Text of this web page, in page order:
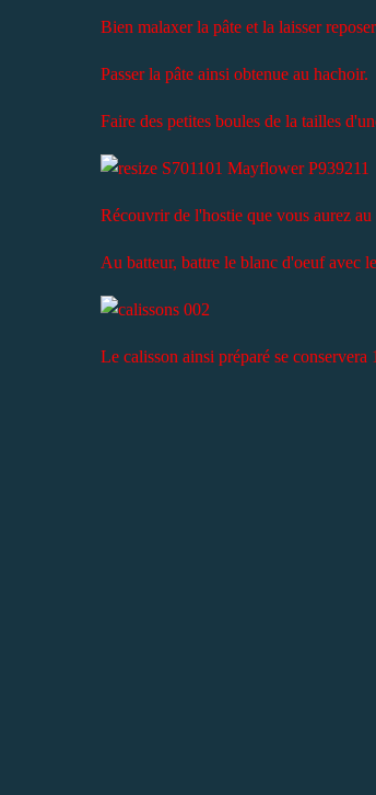
Bien malaxer la pâte et la laisser
Passer la pâte ainsi obtenue au hachoir.
Faire des petites boules de la tailles
Récouvrir de l'hostie que vous aurez
Au batteur, battre le blanc d'oeuf avec
Le calisson ainsi préparé se